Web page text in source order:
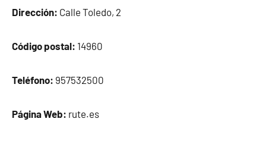
Dirección: Calle Toledo, 2
Código postal: 14960
Teléfono: 957532500
Página Web: rute.es